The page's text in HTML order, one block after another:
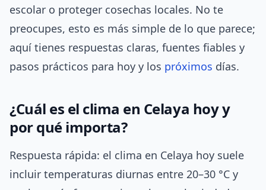
escolar o proteger cosechas locales. No te
preocupes, esto es más simple de lo que parece;
aquí tienes respuestas claras, fuentes fiables y
pasos prácticos para hoy y los próximos días.
¿Cuál es el clima en Celaya hoy y
por qué importa?
Respuesta rápida: el clima en Celaya hoy suele
incluir temperaturas diurnas entre 20–30 °C y